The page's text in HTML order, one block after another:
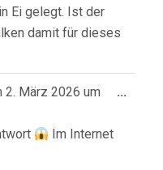
Ei gelegt. Ist der
damit für dieses
2. März 2026 um
Im Internet
...